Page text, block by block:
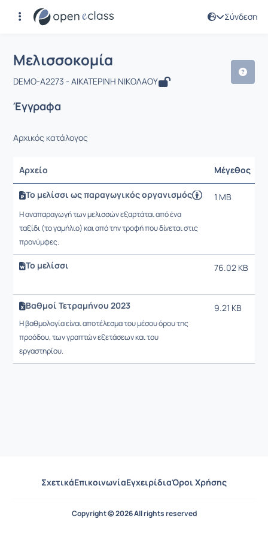
Σύνδεση
Αρχική Σελίδα
Μάθημα : Μελισσοκομία
Μελισσοκομία
DEMO-A2273 - ΑΙΚΑΤΕΡΙΝΗ ΝΙΚΟΛΑΟΥ
Έγγραφα
Αρχικός κατάλογος
Αρχείο Μέγεθος
Το μελίσσι ως παραγωγικός οργανισμός
Η αναπαραγωγή των μελισσών εξαρτάται από ένα
ταξίδι (το γαμήλιο) και από την τροφή που δίνεται στις
προνύμφες.
1 MB
Το μελίσσι 76.02 KB
Βαθμοί Τετραμήνου 2023
Η βαθμολογία είναι αποτέλεσμα του μέσου όρου της
προόδου, των γραπτών εξετάσεων και του
εργαστηρίου.
9.21 KB
ΣχετικάΕπικοινωνίαΕγχειρίδιαΌροι Χρήσης
Copyright © 2026 All rights reserved